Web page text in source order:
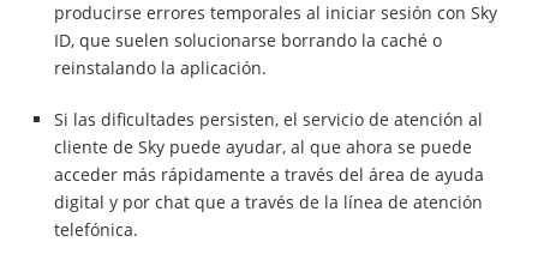
producirse errores temporales al iniciar sesión con Sky
ID, que suelen solucionarse borrando la caché o
reinstalando la aplicación.
Si las dificultades persisten, el servicio de atención al
cliente de Sky puede ayudar, al que ahora se puede
acceder más rápidamente a través del área de ayuda
digital y por chat que a través de la línea de atención
telefónica.